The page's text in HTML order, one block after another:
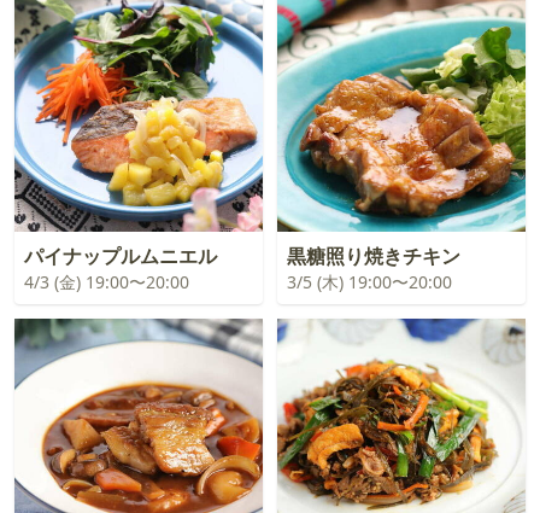
パイナップルムニエル
4/3 (金) 19:00〜20:00
黒糖照り焼きチキン
3/5 (木) 19:00〜20:00